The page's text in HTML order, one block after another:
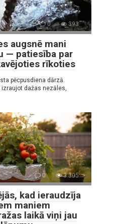
0 393
augsnē mani
— patiesība par
rīkoties
pēcpusdiena dārzā.
izraujot dažas nezāles,
0 3 305
kad ieraudzīja
maniem
laikā viņi jau